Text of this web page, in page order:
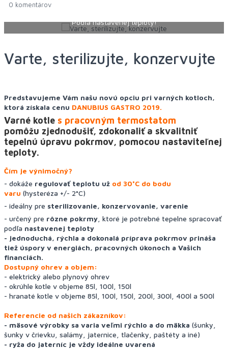
0 komentárov
Podľa nastavenej teploty!
Varte, sterilizujte, konzervujte
Predstavujeme Vám našu novú opciu pri varných kotloch,
ktorá získala cenu DANUBIUS GASTRO 2019.
Varné kotle s pracovným termostatom
pomôžu zjednodušiť, zdokonaliť a skvalitniť
tepelnú úpravu pokrmov, pomocou nastaviteľnej
teploty.
Čím je výnimočný?
- dokáže regulovať teplotu už od 30°C do bodu
varu (hysteréza +/- 2°C)
- ideálny pre sterilizovanie, konzervovanie, varenie
- určený pre rôzne pokrmy , ktoré je potrebné tepelne spracovať
podľa nastavenej teploty
- jednoduchá, rýchla a dokonalá príprava pokrmov prináša
tiež úspory v energiách, pracovných úkonoch a Vašich
financiách.
Dostupný ohrev a objem:
- elektrický alebo plynový ohrev
- okrúhle kotle v objeme 85l, 100l, 150l
- hranaté kotle v objeme 85l, 100l, 150l, 200l, 300l, 400l a 500l
Referencie od našich zákazníkov:
- mäsové výrobky sa varia veľmi rýchlo a do mäkka (šunky,
šunky v črievku, salámy, jaternice, tlačenky, paštéty a iné)
- ryža do jaterníc je vždy ideálne uvarená